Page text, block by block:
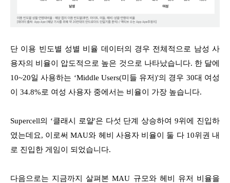
단 이용 빈도별 성별 비율 데이터의 경우 전체적으로 남성 사
용자의 비율이 압도적으로 높은 것으로 나타났습니다. 한 달에
10~20일 사용하는 ‘Middle Users(미들 유저)'의 경우 30대 여성
이 34.8%로 여성 사용자 중에서는 비율이 가장 높습니다.
Supercell의 ‘클래시 로얄'은 다섯 단계 상승하여 9위에 진입하
였는데요, 이로써 MAU와 헤비 사용자 비율이 둘 다 10위권 내
로 진입한 게임이 되었습니다.
다음으로는 지금까지 살펴본 MAU 규모와 헤비 유저 비율을